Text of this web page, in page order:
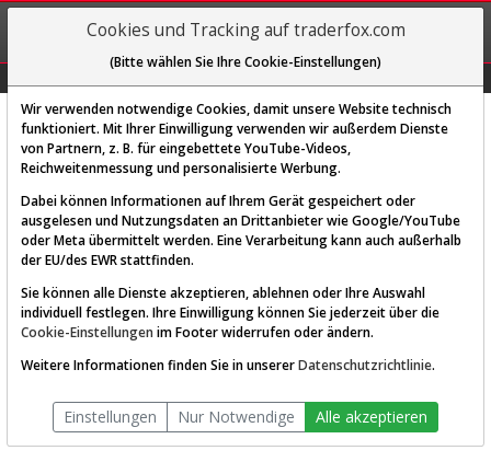
REGIS-
TRIEREN
Diese Funktion ist nur für
AKTIEN-TERMINAL
Die Aktienanalyse-Plattform von
TraderFox
Cookies und Tracking auf traderfox.com
(Bitte wählen Sie Ihre Cookie-Einstellungen)
Wir verwenden notwendige Cookies, damit unsere Website technisch
funktioniert. Mit Ihrer Einwilligung verwenden wir außerdem Dienste
von Partnern, z. B. für eingebettete YouTube-Videos,
Reichweitenmessung und personalisierte Werbung.
Dabei können Informationen auf Ihrem Gerät gespeichert oder
ausgelesen und Nutzungsdaten an Drittanbieter wie Google/YouTube
oder Meta übermittelt werden. Eine Verarbeitung kann auch außerhalb
der EU/des EWR stattfinden.
Sie können alle Dienste akzeptieren, ablehnen oder Ihre Auswahl
individuell festlegen. Ihre Einwilligung können Sie jederzeit über die
Cookie-Einstellungen im Footer widerrufen oder ändern.
Weitere Informationen finden Sie in unsererDatenschutzrichtlinie.
Einstellungen Nur Notwendige Alle akzeptieren